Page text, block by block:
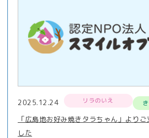
2025.12.24 リラのいえ
「広島地お好み焼きタラちゃん」より
した